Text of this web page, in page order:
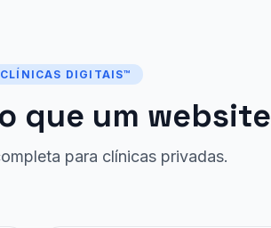
DIGITAIS™
que um website
para clínicas privadas.